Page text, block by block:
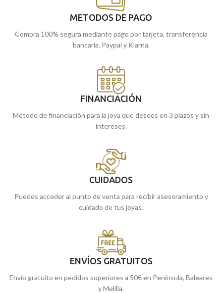
METODOS DE PAGO
Compra 100% segura mediante pago por tarjeta, transferencia
bancaria, Paypal y Klarna.
FINANCIACIÓN
Método de financiación para la joya que desees en 3 plazos y sin
intereses.
CUIDADOS
Puedes acceder al punto de venta para recibir asesoramiento y
cuidado de tus joyas.
ENVÍOS GRATUITOS
Envío gratuito en pedidos superiores a 50€ en Península, Baleares
y Melilla.